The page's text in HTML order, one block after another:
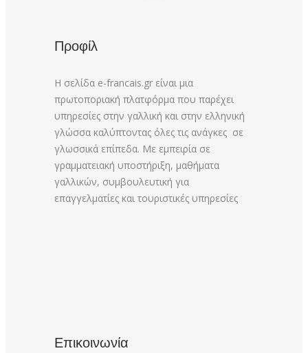
Προφίλ
Η σελίδα e-francais.gr είναι μια
πρωτοποριακή πλατφόρμα που παρέχει
υπηρεσίες στην γαλλική και στην ελληνική
γλώσσα καλύπτοντας όλες τις ανάγκες σε
γλωσσικά επίπεδα. Με εμπειρία σε
γραμματειακή υποστήριξη, μαθήματα
γαλλικών, συμβουλευτική για
επαγγελματίες και τουριστικές υπηρεσίες
Επικοινωνία